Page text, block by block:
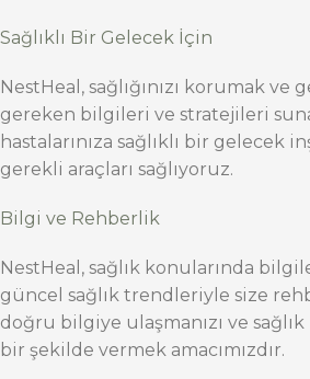
Sağlıklı Bir Gelecek İçin
NestHeal, sağlığınızı korumak
gereken bilgileri ve stratejileri
hastalarınıza sağlıklı bir gelecek
gerekli araçları sağlıyoruz.
Bilgi ve Rehberlik
NestHeal, sağlık konularında
güncel sağlık trendleriyle size
doğru bilgiye ulaşmanızı ve sağlık
bir şekilde vermek amacımızdır.